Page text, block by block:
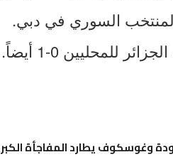
0-1 أيضاً.